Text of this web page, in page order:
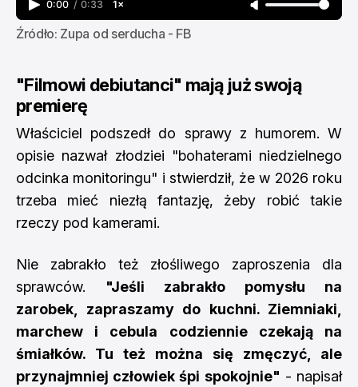
0:00 / 0:33 1×
Źródło: Zupa od serducha - FB
"Filmowi debiutanci" mają już swoją
premierę
Właściciel podszedł do sprawy z humorem. W
opisie nazwał złodziei "bohaterami niedzielnego
odcinka monitoringu" i stwierdził, że w 2026 roku
trzeba mieć niezłą fantazję, żeby robić takie
rzeczy pod kamerami.
Nie zabrakło też złośliwego zaproszenia dla
sprawców. "Jeśli zabrakło pomysłu na
zarobek, zapraszamy do kuchni. Ziemniaki,
marchew i cebula codziennie czekają na
śmiałków. Tu też można się zmęczyć, ale
przynajmniej człowiek śpi spokojnie" - napisał